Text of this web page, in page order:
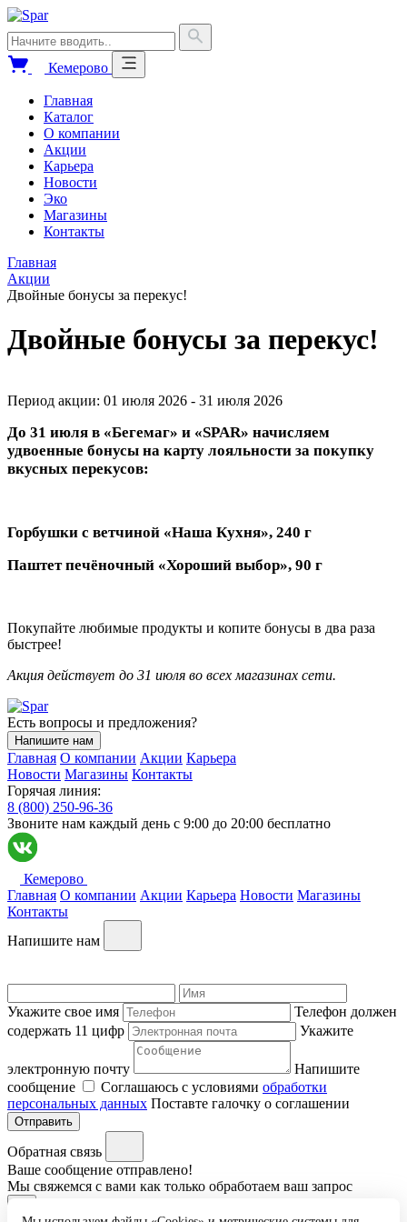
Кемерово
Главная
Каталог
О компании
Акции
Карьера
Новости
Эко
Магазины
Контакты
Главная
Акции
Двойные бонусы за перекус!
Двойные бонусы за перекус!
Период акции: 01 июля 2026 - 31 июля 2026
До 31 июля в «Бегемаг» и «SPAR» начисляем
удвоенные бонусы на карту лояльности за покупку
вкусных перекусов:
Горбушки с ветчиной «Наша Кухня», 240 г
Паштет печёночный «Хороший выбор», 90 г
Покупайте любимые продукты и копите бонусы в два раза
быстрее!
Акция действует до 31 июля во всех магазинах сети.
Есть вопросы и предложения?
Напишите нам
Главная О компании Акции Карьера
Новости Магазины Контакты
Горячая линия:
8 (800) 250-96-36
Звоните нам каждый день c 9:00 до 20:00 бесплатно
Кемерово
Главная О компании Акции Карьера Новости Магазины
Контакты
Напишите нам
Укажите свое имя
Телефон должен
содержать 11 цифр
Укажите
электронную почту
Напишите
сообщение
Соглашаюсь с условиями обработки
персональных данных Поставте галочку о соглашении
Отправить
Обратная связь
Ваше сообщение отправлено!
Мы свяжемся с вами как только обработаем ваш запрос